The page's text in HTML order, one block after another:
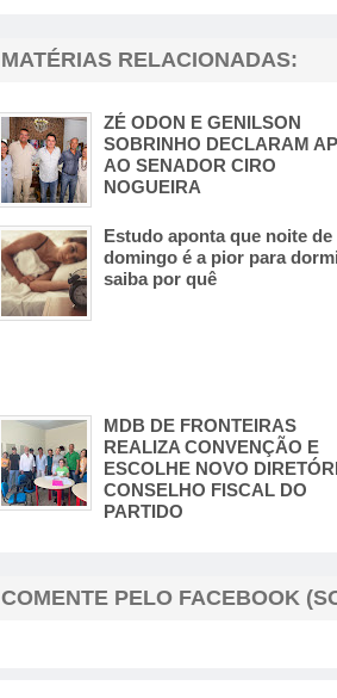
MATÉRIAS RELACIONADAS:
ZÉ ODON E GENILSON
SOBRINHO DECLARAM
AO SENADOR CIRO
NOGUEIRA
Estudo aponta que noite de
domingo é a pior para
saiba por quê
MDB DE FRONTEIRAS
REALIZA CONVENÇÃO E
ESCOLHE NOVO
CONSELHO FISCAL DO
PARTIDO
COMENTE PELO FACEBOOK